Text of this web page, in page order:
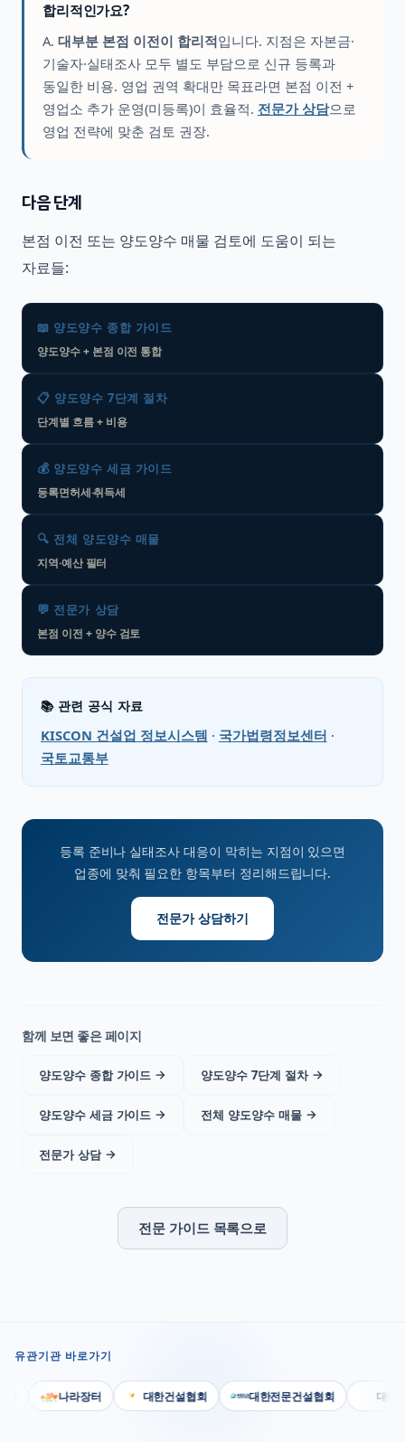
합리적인가요?
A.대부분 본점 이전이 합리적입니다. 지점은 자본금·
기술자·실태조사 모두 별도 부담으로 신규 등록과
동일한 비용. 영업 권역 확대만 목표라면 본점 이전 +
영업소 추가 운영(미등록)이 효율적. 전문가 상담으로
영업 전략에 맞춘 검토 권장.
다음 단계
본점 이전 또는 양도양수 매물 검토에 도움이 되는
자료들:
📖 양도양수 종합 가이드
양도양수 + 본점 이전 통합
📋 양도양수 7단계 절차
단계별 흐름 + 비용
💰 양도양수 세금 가이드
등록면허세·취득세
🔍 전체 양도양수 매물
지역·예산 필터
💬 전문가 상담
본점 이전 + 양수 검토
📚 관련 공식 자료
KISCON 건설업 정보시스템 · 국가법령정보센터 ·
국토교통부
등록 준비나 실태조사 대응이 막히는 지점이 있으면
업종에 맞춰 필요한 항목부터 정리해드립니다.
전문가 상담하기
함께 보면 좋은 페이지
양도양수 종합 가이드 → 양도양수 7단계 절차→
양도양수 세금 가이드 → 전체 양도양수 매물→
전문가 상담→
전문 가이드 목록으로
유관기관 바로가기
나라장터 대한건설협회 대한전문건설협회 대한기